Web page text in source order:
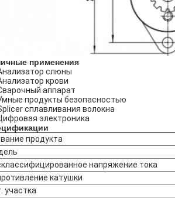
применения
слюны
крови
аппарат
продукты безопасностью
сплавливания волокна
электроника
продукта
напряжение тока
катушки
участка